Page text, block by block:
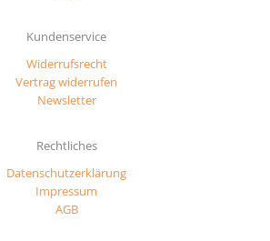
Kundenservice
Widerrufsrecht
Vertrag widerrufen
Newsletter
Rechtliches
Datenschutzerklärung
Impressum
AGB